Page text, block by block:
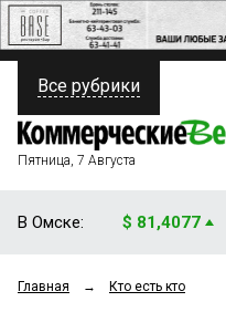
ПОЛИТИКА
ФИНАНСЫ
ОБЩЕСТВО
Все рубрики
Пятница, 7 Августа
В Омске: $ 81,4077
Главная → Кто есть кто